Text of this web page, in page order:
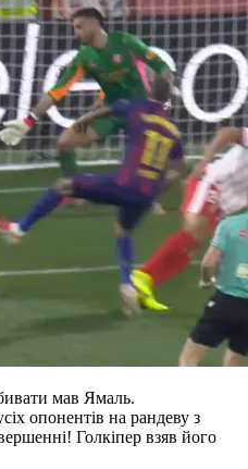
мав Ямаль.
опонентів на рандеву з
Голкіпер взяв його